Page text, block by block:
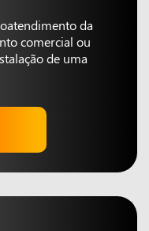
da
comercial ou
de uma